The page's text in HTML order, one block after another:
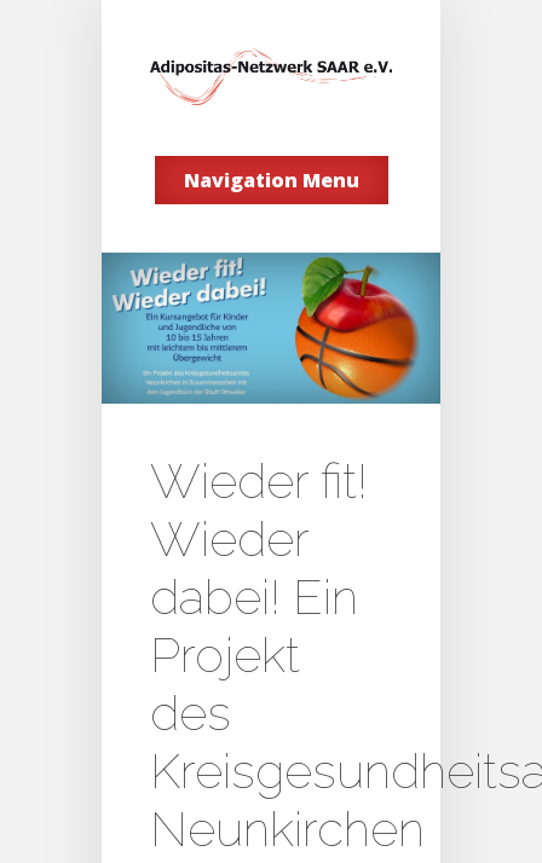
Navigation Menu
Wieder fit!
Wieder
dabei! Ein
Projekt
des
Neunkirchen